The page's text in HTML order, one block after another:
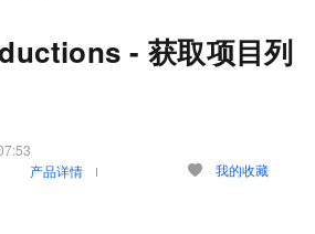
- 获取项目列
产品详情 我的收藏